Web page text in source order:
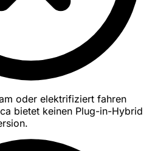
oder elektrifiziert fahren
bietet keinen Plug-in-Hybrid